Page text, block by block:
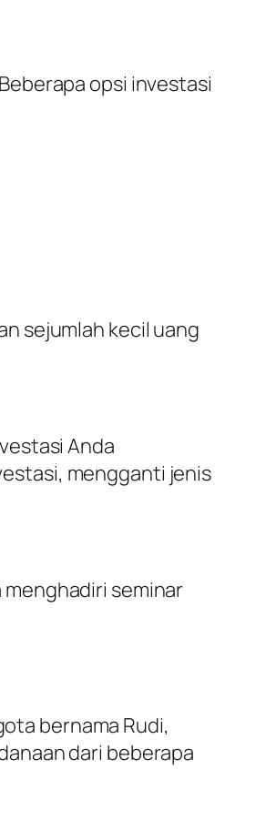
opsi investasi
sejumlah kecil uang
Anda
mengganti jenis
seminar
bernama Rudi,
dari beberapa